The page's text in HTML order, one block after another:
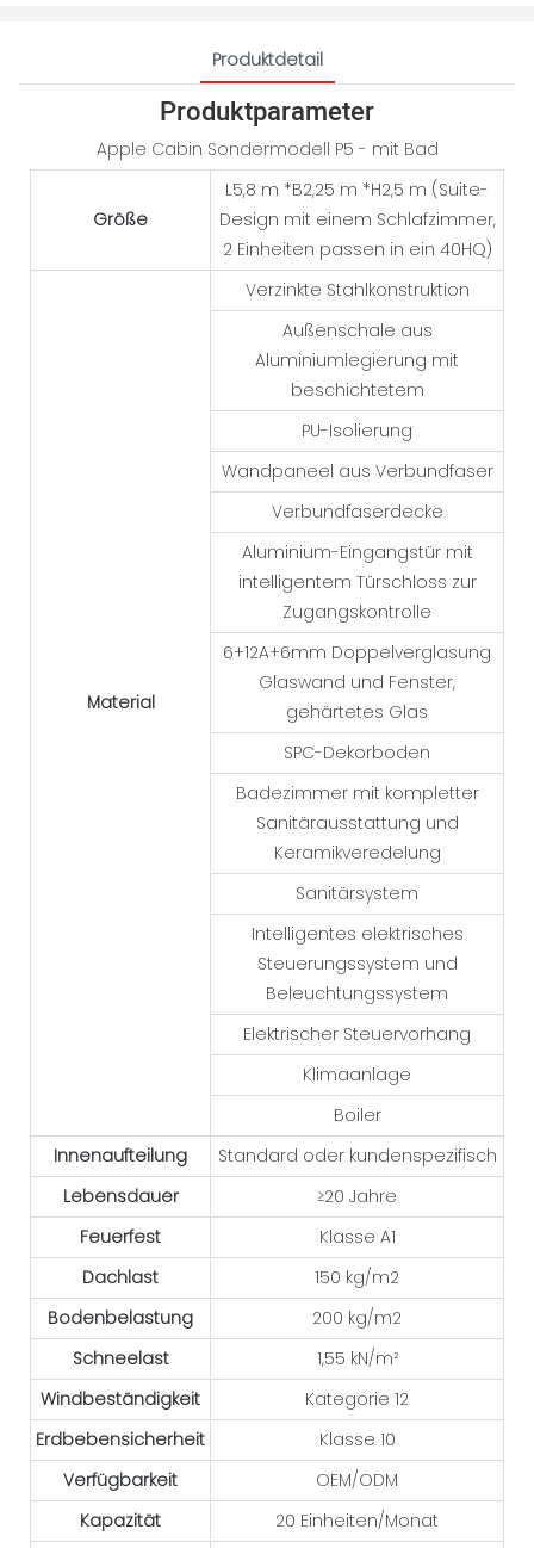
Produktdetail
Produktparameter
Apple Cabin Sondermodell P5 - mit Bad
Größe
L5,8 m *B2,25 m *H2,5 m (Suite-
Design mit einem Schlafzimmer,
2 Einheiten passen in ein 40HQ)
Material
Verzinkte Stahlkonstruktion
Außenschale aus
Aluminiumlegierung mit
beschichtetem
PU-Isolierung
Wandpaneel aus Verbundfaser
Verbundfaserdecke
Aluminium-Eingangstür mit
intelligentem Türschloss zur
Zugangskontrolle
6+12A+6mm Doppelverglasung
Glaswand und Fenster,
gehärtetes Glas
SPC-Dekorboden
Badezimmer mit kompletter
Sanitärausstattung und
Keramikveredelung
Sanitärsystem
Intelligentes elektrisches
Steuerungssystem und
Beleuchtungssystem
Elektrischer Steuervorhang
Klimaanlage
Boiler
Innenaufteilung
Standard oder kundenspezifisch
Lebensdauer
≥20 Jahre
Feuerfest
Klasse A1
Dachlast
150 kg/m2
Bodenbelastung
200 kg/m2
Schneelast
1,55 kN/m²
Windbeständigkeit
Kategorie 12
Erdbebensicherheit
Klasse 10
Verfügbarkeit
OEM/ODM
Kapazität
20 Einheiten/Monat